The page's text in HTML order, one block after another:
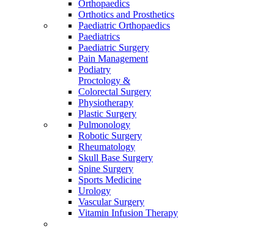
Orthopaedics
Orthotics and Prosthetics
Paediatric Orthopaedics
Paediatrics
Paediatric Surgery
Pain Management
Podiatry
Proctology &
Colorectal Surgery
Physiotherapy
Plastic Surgery
Pulmonology
Robotic Surgery
Rheumatology
Skull Base Surgery
Spine Surgery
Sports Medicine
Urology
Vascular Surgery
Vitamin Infusion Therapy